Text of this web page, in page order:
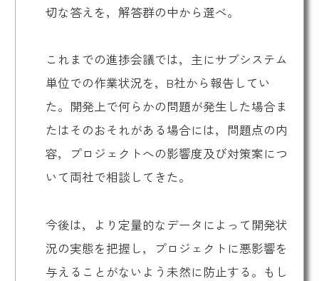
切な答えを，解答群の中から選べ。
これまでの進捗会議では，主にサブシステム
単位での作業状況を，B社から報告してい
た。開発上で何らかの問題が発生した場合ま
たはそのおそれがある場合には，問題点の内
容，プロジェクトへの影響度及び対策案につ
いて両社で相談してきた。
今後は，より定量的なデータによって開発状
況の実態を把握し，プロジェクトに悪影響を
与えることがないよう未然に防止する。もし